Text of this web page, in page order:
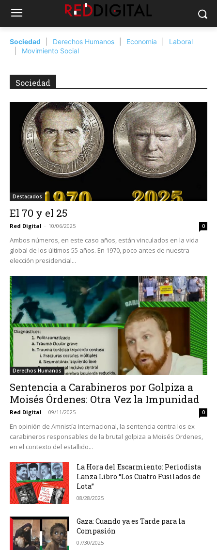
Sociedad Derechos Humanos Economía
Laboral
Movimiento Social
Sociedad
Destacados
El 70 y el 25
Red Digital - 10/06/2025 0
Ambos números, en este caso años, están vinculados en la vida
global de los últimos 55 años. En 1970, poco antes de nuestra
elección presidencial...
Derechos Humanos
Sentencia a Carabineros por Golpiza a
Moisés Órdenes: Otra Vez la Impunidad
Red Digital - 09/11/2025 0
En opinión de Amnistía Internacional, la sentencia contra los ex
carabineros responsables de la brutal golpiza a Moisés Ordenes,
en el contexto del estallido...
La Hora del Escarmiento: Periodista
Lanza Libro “Los Cuatro Fusilados de
Lota”
08/28/2025
Gaza: Cuando ya es Tarde para la
Compasión
07/30/2025